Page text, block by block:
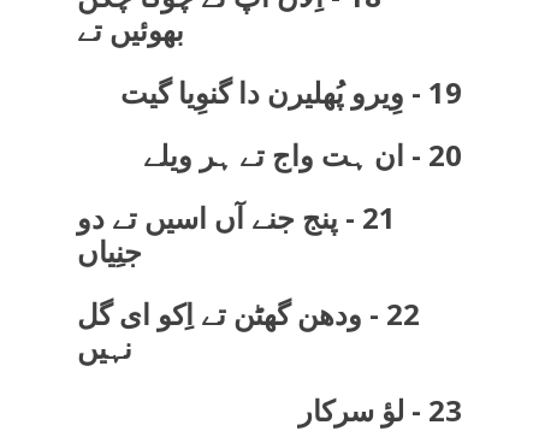
23 - لؤ سرکار
22 - ودھن گھٹن تے اِکو ای گل
نہیں
21 - پنج جنے آں اسیں تے دو
جنِیاں
20 - ان ہت واج تے ہر ویلے
19 - وِیرو پُھلیرن دا گنوِیا گیت
بھوئیں تے